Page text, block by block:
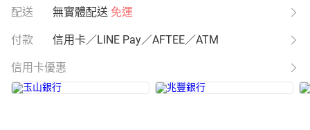
配送 無實體配送 免運
付款 信用卡／LINE Pay／AFTEE／ATM
信用卡優惠